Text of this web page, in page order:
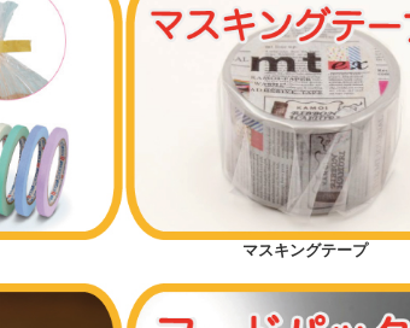
マスキングテープ